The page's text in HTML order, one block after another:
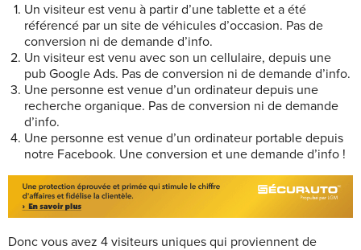
Un visiteur est venu à partir d’une tablette et a été
référencé par un site de véhicules d’occasion. Pas de
conversion ni de demande d’info.
Un visiteur est venu avec son un cellulaire, depuis une
pub Google Ads. Pas de conversion ni de demande d’info.
Une personne est venue d’un ordinateur depuis une
recherche organique. Pas de conversion ni de demande
d’info.
Une personne est venue d’un ordinateur portable depuis
notre Facebook. Une conversion et une demande d’info !
Donc vous avez 4 visiteurs uniques qui proviennent de